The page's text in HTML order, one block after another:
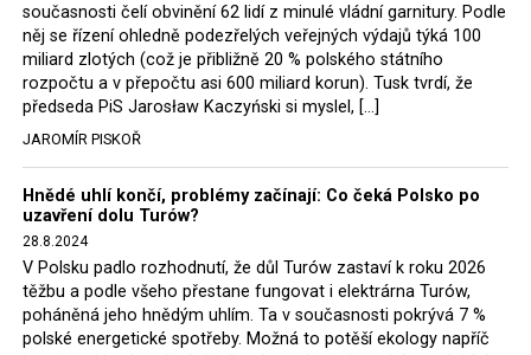
Rozhodnutí polského ministra spravedlnosti jistě potěší
německé, české a polské ekology, ale i těžaře. Je těžké si
představit, že by o takové věci rozhodoval sám ministr
Bodnar. Musel získat politický souhlas vládnoucí koalice.
Stále jsou totiž platné argumenty Morawieckého vlády,
že důl i elektrárna jsou – kromě zabezpečování cca 7 %
polského energetického mixu – klíčovými podniky, spolu
se svými dceřinými společnostmi zaměstnávají cca pět
tisíc lidí. Navíc s činností dolu a elektrárny nepřímo
souvisí dalších několik desítek tisíc pracovních míst v
regionu. Zelená politika ale opět zvítězila.
současnosti čelí obvinění 62 lidí z minulé vládní garnitury. Podle
něj se řízení ohledně podezřelých veřejných výdajů týká 100
miliard zlotých (což je přibližně 20 % polského státního
rozpočtu a v přepočtu asi 600 miliard korun). Tusk tvrdí, že
předseda PiS Jarosław Kaczyński si myslel, […]
JAROMÍR PISKOŘ
Hnědé uhlí končí, problémy začínají: Co čeká Polsko po
uzavření dolu Turów?
28.8.2024
V Polsku padlo rozhodnutí, že důl Turów zastaví k roku 2026
těžbu a podle všeho přestane fungovat i elektrárna Turów,
poháněná jeho hnědým uhlím. Ta v současnosti pokrývá 7 %
polské energetické spotřeby. Možná to potěší ekology napříč